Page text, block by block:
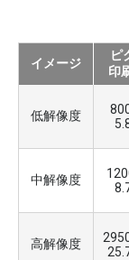
イメージ
ピ
印
低解像度
中解像度
高解像度